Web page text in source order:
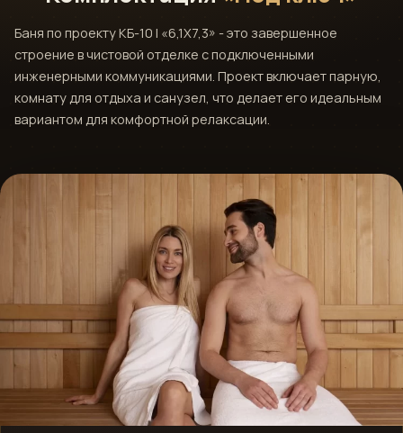
Баня по проекту КБ-10 | «6,1X7,3» - это завершенное
строение в чистовой отделке с подключенными
инженерными коммуникациями. Проект включает парную,
комнату для отдыха и санузел, что делает его идеальным
вариантом для комфортной релаксации.